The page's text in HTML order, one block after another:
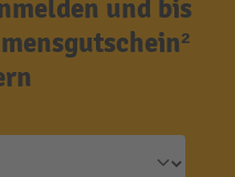
und bis